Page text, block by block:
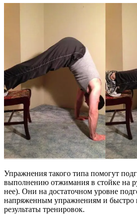
Упражнения такого типа помогут
выполнению отжимания в стойке на
нее). Они на достаточном уровне
напряженным упражнениям и быстро
результаты тренировок.